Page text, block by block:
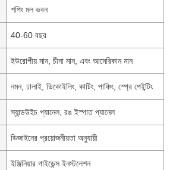
শপিং মল ভবন
40-60 বছর
ইউরোপীয় মান, চীনা মান, এবং আমেরিকান মান
নমন, ঢালাই, ডিকোইলিং, কাটিং, পাঞ্চিং, স্প্রে পেইন্টিং
স্যান্ডউইচ প্যানেল, রঙ ইস্পাত প্যানেল
ডিজাইনের প্রয়োজনীয়তা অনুযায়ী
ইঞ্জিনিয়ার গাইডেন্স ইনস্টলেশন